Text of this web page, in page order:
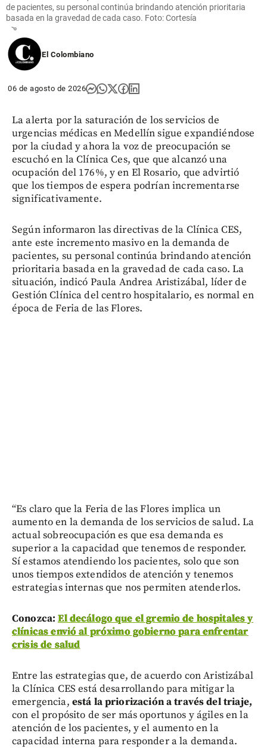
share
de pacientes, su personal continúa brindando atención prioritaria
basada en la gravedad de cada caso. Foto: Cortesía
El Colombiano
06 de agosto de 2026
La alerta por la saturación de los servicios de
urgencias médicas en Medellín sigue expandiéndose
por la ciudad y ahora la voz de preocupación se
escuchó en la Clínica Ces, que que alcanzó una
ocupación del 176%, y en El Rosario, que advirtió
que los tiempos de espera podrían incrementarse
significativamente.
Según informaron las directivas de la Clínica CES,
ante este incremento masivo en la demanda de
pacientes, su personal continúa brindando atención
prioritaria basada en la gravedad de cada caso. La
situación, indicó Paula Andrea Aristizábal, líder de
Gestión Clínica del centro hospitalario, es normal en
época de Feria de las Flores.
“Es claro que la Feria de las Flores implica un
aumento en la demanda de los servicios de salud. La
actual sobreocupación es que esa demanda es
superior a la capacidad que tenemos de responder.
Sí estamos atendiendo los pacientes, solo que son
unos tiempos extendidos de atención y tenemos
estrategias internas que nos permiten atenderlos.
Conozca:El decálogo que el gremio de hospitales y
clínicas envió al próximo gobierno para enfrentar
crisis de salud
Entre las estrategias que, de acuerdo con Aristizábal
la Clínica CES está desarrollando para mitigar la
emergencia, está la priorización a través del triaje,
con el propósito de ser más oportunos y ágiles en la
atención de los pacientes, y el aumento en la
capacidad interna para responder a la demanda.